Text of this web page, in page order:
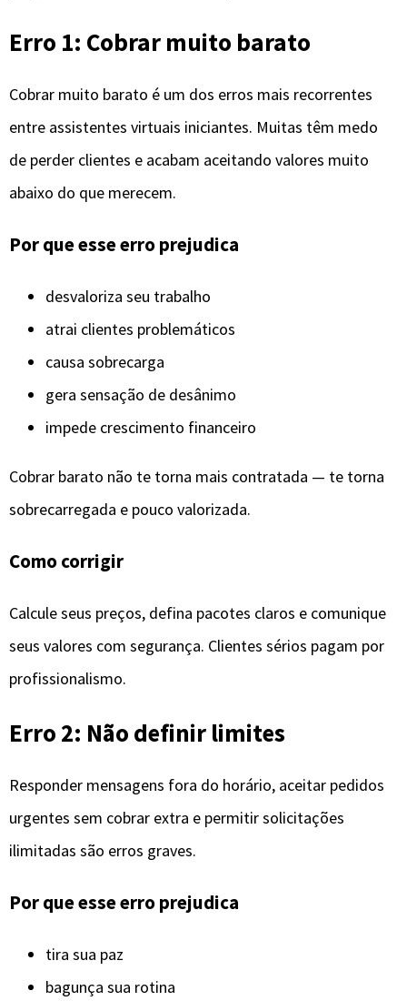
Erro 1: Cobrar muito barato
Cobrar muito barato é um dos erros mais recorrentes
entre assistentes virtuais iniciantes. Muitas têm medo
de perder clientes e acabam aceitando valores muito
abaixo do que merecem.
Por que esse erro prejudica
desvaloriza seu trabalho
atrai clientes problemáticos
causa sobrecarga
gera sensação de desânimo
impede crescimento financeiro
Cobrar barato não te torna mais contratada — te torna
sobrecarregada e pouco valorizada.
Como corrigir
Calcule seus preços, defina pacotes claros e comunique
seus valores com segurança. Clientes sérios pagam por
profissionalismo.
Erro 2: Não definir limites
Responder mensagens fora do horário, aceitar pedidos
urgentes sem cobrar extra e permitir solicitações
ilimitadas são erros graves.
Por que esse erro prejudica
tira sua paz
bagunça sua rotina